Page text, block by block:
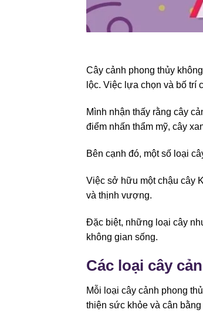
Cây cảnh phong thủy
lộc. Việc lựa chọn và bố trí
Mình nhận thấy rằng cây
điểm nhấn thẩm mỹ, cây
Bên cạnh đó, một số loại
Việc sở hữu một chậu cây
và thịnh vượng.
Đặc biệt, những loại cây
không gian sống.
Các loại cây
Mỗi loại cây cảnh phong
thiện sức khỏe và cân